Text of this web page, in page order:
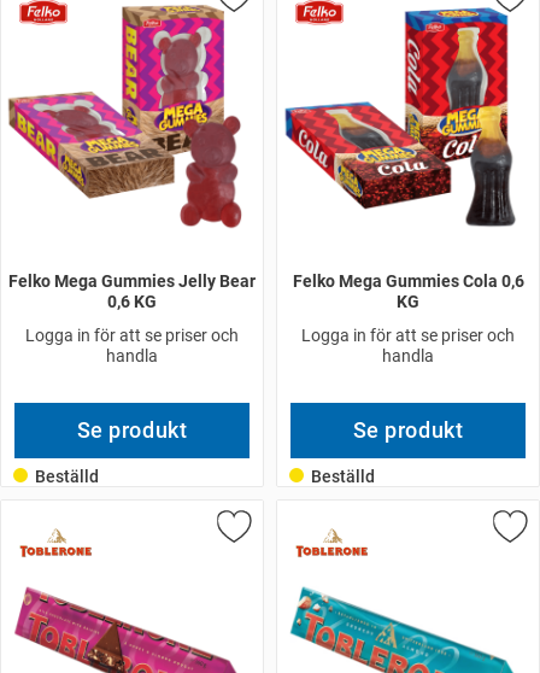
Felko Mega Gummies Jelly Bear
0,6 KG
Logga in för att se priser och
handla
Se produkt
Beställd
Felko Mega Gummies Cola 0,6
KG
Logga in för att se priser och
handla
Se produkt
Beställd